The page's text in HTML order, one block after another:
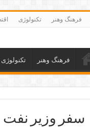
فرهنگ وهنر تکنولوژی
فرهنگ وهنر تکنولوژی
سفر وزیر نفت